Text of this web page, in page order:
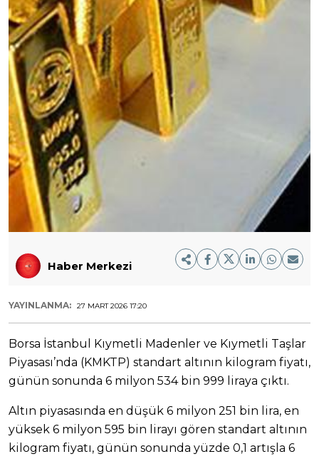
Haber Merkezi
YAYINLANMA: 27 MART 2026 17:20
Borsa İstanbul Kıymetli Madenler ve Kıymetli Taşlar
Piyasası’nda (KMKTP) standart altının kilogram fiyatı,
günün sonunda 6 milyon 534 bin 999 liraya çıktı.
Altın piyasasında en düşük 6 milyon 251 bin lira, en
yüksek 6 milyon 595 bin lirayı gören standart altının
kilogram fiyatı, günün sonunda yüzde 0,1 artışla 6